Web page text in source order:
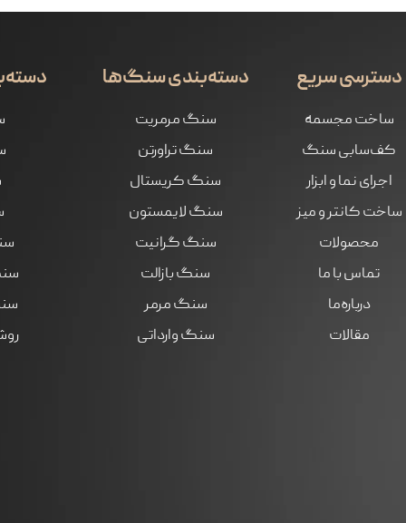
دسترسی سریع
ساخت مجسمه
کف‌سابی سنگ
اجرای نما و ابزار
ساخت کانتر و میز
محصولات
تماس با ما
درباره‌ما
مقالات
دسته‌بندی سنگ‌ها
سنگ مرمریت
سنگ تراورتن
سنگ کریستال
سنگ لایمستون
سنگ گرانیت
سنگ بازالت
سنگ مرمر
سنگ وارداتی